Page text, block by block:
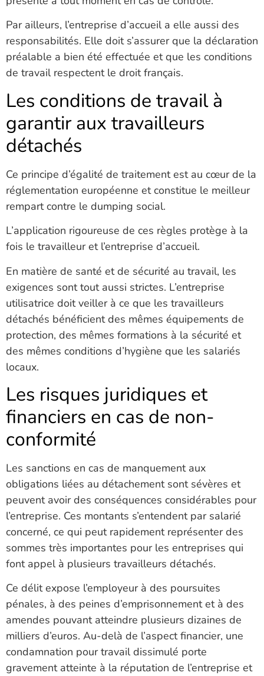
Par ailleurs, l’entreprise d’accueil a elle aussi des
responsabilités. Elle doit s’assurer que la déclaration
préalable a bien été effectuée et que les conditions
de travail respectent le droit français.
Les conditions de travail à
garantir aux travailleurs
détachés
Ce principe d’égalité de traitement est au cœur de la
réglementation européenne et constitue le meilleur
rempart contre le dumping social.
L’application rigoureuse de ces règles protège à la
fois le travailleur et l’entreprise d’accueil.
En matière de santé et de sécurité au travail, les
exigences sont tout aussi strictes. L’entreprise
utilisatrice doit veiller à ce que les travailleurs
détachés bénéficient des mêmes équipements de
protection, des mêmes formations à la sécurité et
des mêmes conditions d’hygiène que les salariés
locaux.
Les risques juridiques et
financiers en cas de non-
conformité
Les sanctions en cas de manquement aux
obligations liées au détachement sont sévères et
peuvent avoir des conséquences considérables pour
l’entreprise. Ces montants s’entendent par salarié
concerné, ce qui peut rapidement représenter des
sommes très importantes pour les entreprises qui
font appel à plusieurs travailleurs détachés.
Ce délit expose l’employeur à des poursuites
pénales, à des peines d’emprisonnement et à des
amendes pouvant atteindre plusieurs dizaines de
milliers d’euros. Au-delà de l’aspect financier, une
condamnation pour travail dissimulé porte
gravement atteinte à la réputation de l’entreprise et